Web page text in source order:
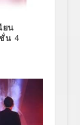
ยน
น 4